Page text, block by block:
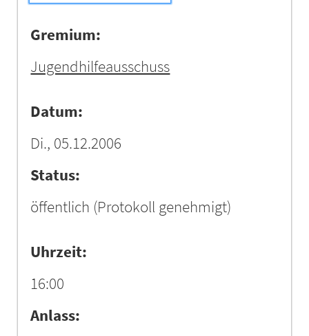
Gremium:
Jugendhilfeausschuss
Datum:
Di., 05.12.2006
Status:
öffentlich (Protokoll genehmigt)
Uhrzeit:
16:00
Anlass: